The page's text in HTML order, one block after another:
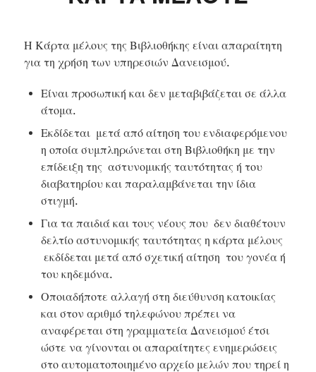
Η Κάρτα μέλους της Βιβλιοθήκης είναι απαραίτητη
για τη χρήση των υπηρεσιών Δανεισμού.
Είναι προσωπική και δεν μεταβιβάζεται σε άλλα
άτομα.
Εκδίδεται μετά από αίτηση του ενδιαφερόμενου
η οποία συμπληρώνεται στη Βιβλιοθήκη με την
επίδειξη της αστυνομικής ταυτότητας ή του
διαβατηρίου και παραλαμβάνεται την ίδια
στιγμή.
Για τα παιδιά και τους νέους που δεν διαθέτουν
δελτίο αστυνομικής ταυτότητας η κάρτα μέλους
εκδίδεται μετά από σχετική αίτηση του γονέα ή
του κηδεμόνα.
Οποιαδήποτε αλλαγή στη διεύθυνση κατοικίας
και στον αριθμό τηλεφώνου πρέπει να
αναφέρεται στη γραμματεία Δανεισμού έτσι
ώστε να γίνονται οι απαραίτητες ενημερώσεις
στο αυτοματοποιημένο αρχείο μελών που τηρεί η